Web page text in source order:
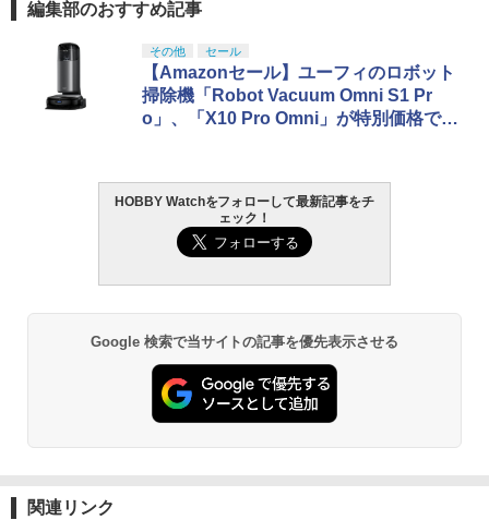
編集部のおすすめ記事
その他 セール
【Amazonセール】ユーフィのロボット
掃除機「Robot Vacuum Omni S1 Pr
o」、「X10 Pro Omni」が特別価格で登
HOBBY Watchをフォローして最新記事をチ
ェック！
Google 検索で当サイトの記事を優先表示させる
関連リンク